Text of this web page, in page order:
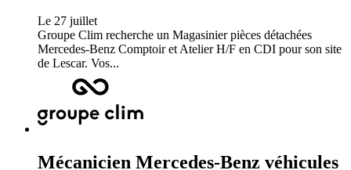
Le 27 juillet
Groupe Clim recherche un Magasinier pièces détachées
Mercedes-Benz Comptoir et Atelier H/F en CDI pour son site
de Lescar. Vos...
Mécanicien Mercedes-Benz véhicules